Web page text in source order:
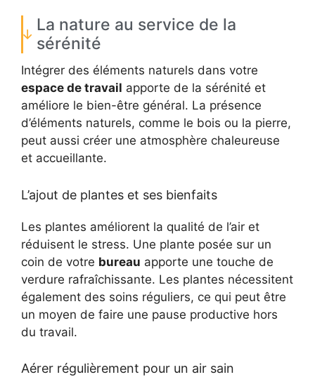
La nature au service de la
sérénité
Intégrer des éléments naturels dans votre
espace de travail apporte de la sérénité et
améliore le bien-être général. La présence
d’éléments naturels, comme le bois ou la pierre,
peut aussi créer une atmosphère chaleureuse
et accueillante.
L’ajout de plantes et ses bienfaits
Les plantes améliorent la qualité de l’air et
réduisent le stress. Une plante posée sur un
coin de votre bureau apporte une touche de
verdure rafraîchissante. Les plantes nécessitent
également des soins réguliers, ce qui peut être
un moyen de faire une pause productive hors
du travail.
Aérer régulièrement pour un air sain